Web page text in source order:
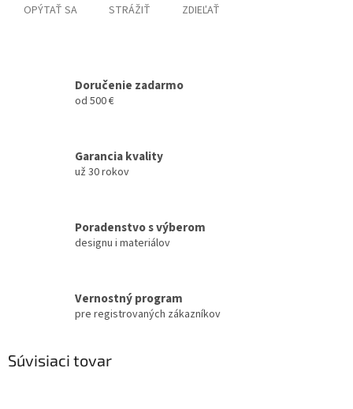
OPÝTAŤ SA STRÁŽIŤ ZDIEĽAŤ
Doručenie zadarmo
od 500 €
Garancia kvality
už 30 rokov
Poradenstvo s výberom
designu i materiálov
Vernostný program
pre registrovaných zákazníkov
Súvisiaci tovar